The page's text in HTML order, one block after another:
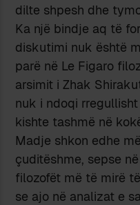
dilte shpesh dhe
Ka një bindje aq të
diskutimi nuk është
parë në Le Figaro
arsimit i Zhak
nuk i ndoqi
kishte tashmë në
Madje shkon edhe
çuditëshme, sepse
filozofët më të mirë
se ajo në analizat e